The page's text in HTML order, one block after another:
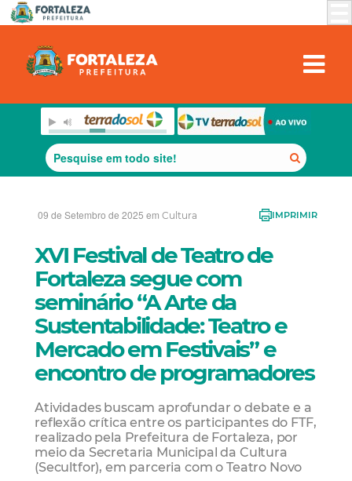
09 de Setembro de 2025 em Cultura IMPRIMIR
XVI Festival de Teatro de
Fortaleza segue com
seminário “A Arte da
Sustentabilidade: Teatro e
Mercado em Festivais” e
encontro de programadores
Atividades buscam aprofundar o debate e a
reflexão crítica entre os participantes do FTF,
realizado pela Prefeitura de Fortaleza, por
meio da Secretaria Municipal da Cultura
(Secultfor), em parceria com o Teatro Novo